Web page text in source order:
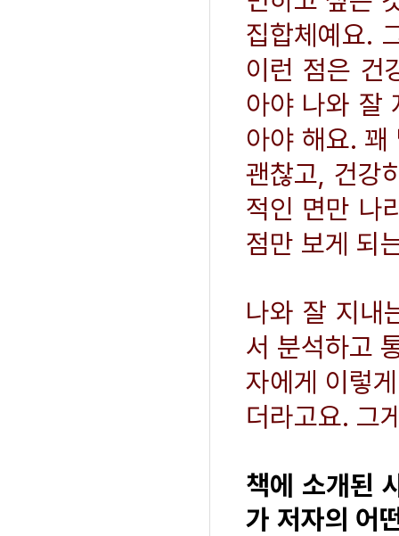
집합체예요.
이런 점은 건
아야 나와 잘
아야 해요. 꽤
괜찮고, 건강
적인 면만 나
점만 보게 되
나와 잘 지내
서 분석하고
자에게 이렇
더라고요. 그
책에 소개된
가 저자의 어